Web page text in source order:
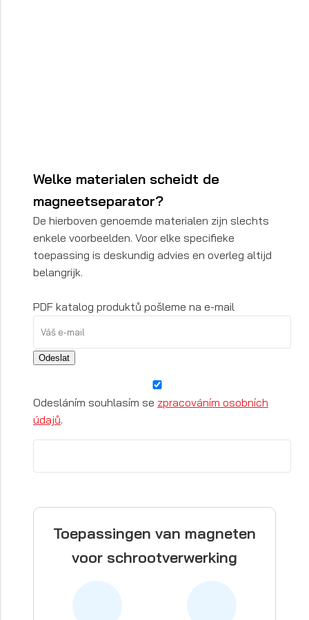
Welke materialen scheidt de
magneetseparator?
De hierboven genoemde materialen zijn slechts
enkele voorbeelden. Voor elke specifieke
toepassing is deskundig advies en overleg altijd
belangrijk.
PDF katalog produktů pošleme na e-mail
Odeslat
Odesláním souhlasím se zpracováním osobních
údajů.
Toepassingen van magneten
voor schrootverwerking